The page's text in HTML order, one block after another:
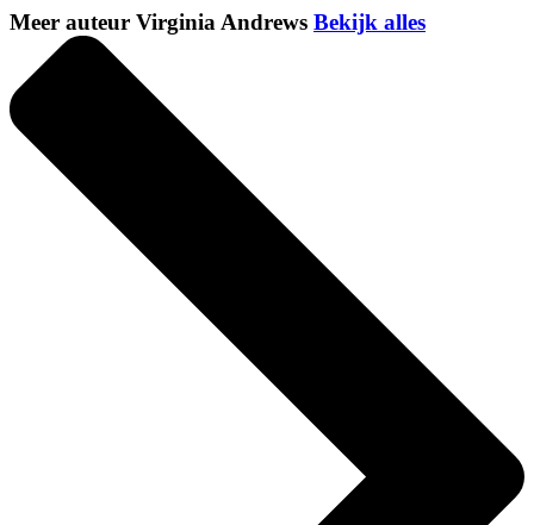
Meer auteur Virginia Andrews Bekijk alles